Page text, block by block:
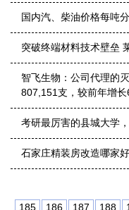
国内汽、柴油价格每吨
突破终端材料技术壁垒
智飞生物：公司代理的
807,151支，较前年增
考研最厉害的县城大学
石家庄精装房改造哪家
185
186 187 188